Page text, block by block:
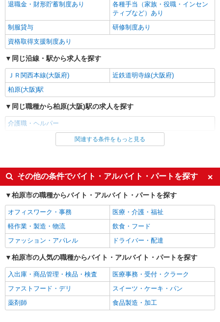
退職金・財形貯蓄制度あり
各種手当（家族・役職・インセン
ティブなど）あり
制服貸与
研修制度あり
資格取得支援制度あり
同じ沿線・駅から求人を探す
ＪＲ関西本線(大阪府)
近鉄道明寺線(大阪府)
柏原(大阪)駅
同じ職種から柏原(大阪)駅の求人を探す
介護職・ヘルパー
同じ雇用形態から柏原(大阪)駅の求人を探す
同じ特徴から柏原(大阪)駅の求人を探す
入社日応相談
未経験歓迎
経験者・有資格者歓迎
新卒・第二新卒歓迎
女性活躍中
主婦・主夫歓迎
フリーター歓迎
学歴不問
ブランクOK
ミドル（40代～）活躍中
エルダー（50代～）活躍中
シニア（60代～）活躍中
高収入・高額
ボーナス・賞与あり
昇給あり
完全週休2日制
フルタイム歓迎
禁煙・分煙
関連する条件をもっと見る
その他の条件でバイト・アルバイト・パートを探す
柏原市の職種からバイト・アルバイト・パートを探す
オフィスワーク・事務
医療・介護・福祉
軽作業・製造・物流
飲食・フード
ファッション・アパレル
ドライバー・配達
柏原市の人気の職種からバイト・アルバイト・パートを探す
入出庫・商品管理・検品・検査
医療事務・受付・クラーク
ファストフード・デリ
スイーツ・ケーキ・パン
薬剤師
食品製造・加工